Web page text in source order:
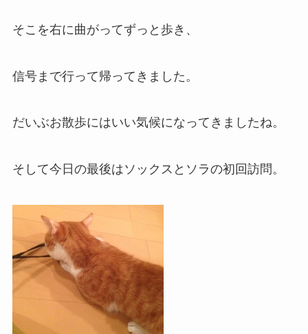
そこを右に曲がってずっと歩き、
信号まで行って帰ってきました。
だいぶお散歩にはいい気候になってきましたね。
そして今日の最後はソックスとソラの初回訪問。